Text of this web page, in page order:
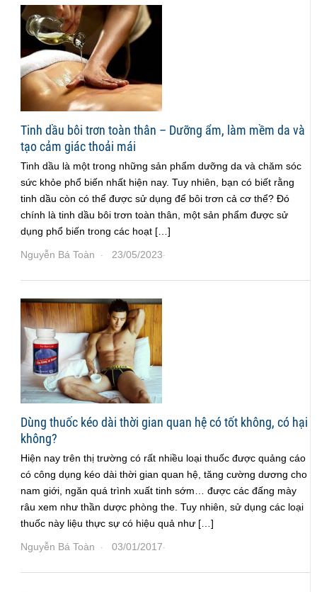
Tinh dầu bôi trơn toàn thân – Dưỡng ẩm, làm mềm da và
tạo cảm giác thoải mái
Tinh dầu là một trong những sản phẩm dưỡng da và chăm sóc
sức khỏe phổ biến nhất hiện nay. Tuy nhiên, bạn có biết rằng
tinh dầu còn có thể được sử dụng để bôi trơn cả cơ thể? Đó
chính là tinh dầu bôi trơn toàn thân, một sản phẩm được sử
dụng phổ biến trong các hoạt […]
Nguyễn Bá Toàn · 23/05/2023·
Dùng thuốc kéo dài thời gian quan hệ có tốt không, có hại
không?
Hiện nay trên thị trường có rất nhiều loại thuốc được quảng cáo
có công dụng kéo dài thời gian quan hệ, tăng cường dương cho
nam giới, ngăn quá trình xuất tinh sớm… được các đấng mày
râu xem như thần dược phòng the. Tuy nhiên, sử dụng các loại
thuốc này liệu thực sự có hiệu quả như […]
Nguyễn Bá Toàn · 03/01/2017·